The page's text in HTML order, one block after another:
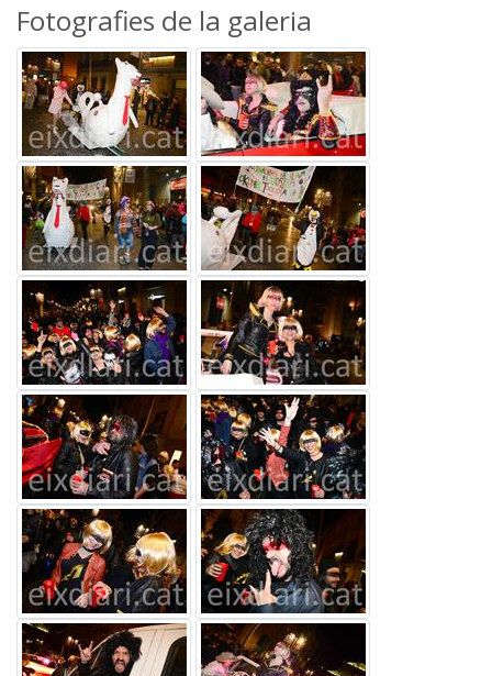
Fotografies de la galeria